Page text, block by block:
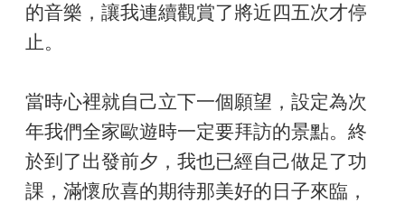
的音樂，讓我連續觀賞了將近四五次才停
止。
當時心裡就自己立下一個願望，設定為次
年我們全家歐遊時一定要拜訪的景點。終
於到了出發前夕，我也已經自己做足了功
課，滿懷欣喜的期待那美好的日子來臨，